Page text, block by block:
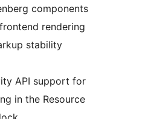
components
rendering
stability
API support for
in the Resource